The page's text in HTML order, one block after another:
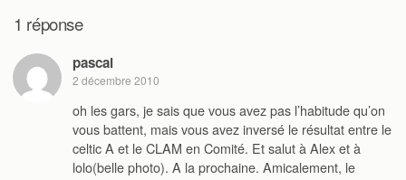
1 réponse
pascal
2 décembre 2010
oh les gars, je sais que vous avez pas l’habitude qu’on
vous battent, mais vous avez inversé le résultat entre le
celtic A et le CLAM en Comité. Et salut à Alex et à
lolo(belle photo). A la prochaine. Amicalement, le